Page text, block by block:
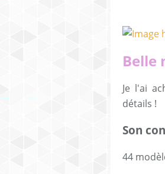
Belle
Je l'ai
détails !
Son
44